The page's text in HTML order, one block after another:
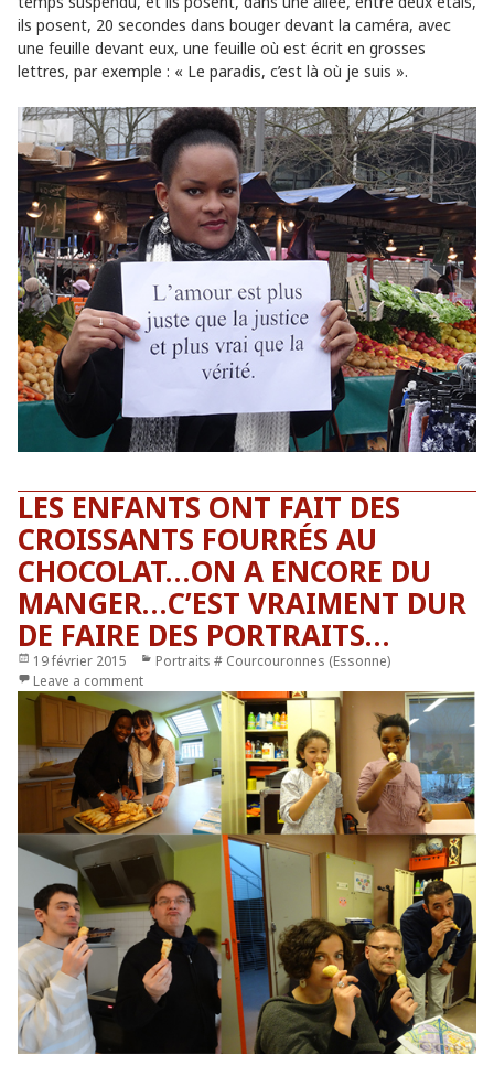
ils posent, 20 secondes dans bouger devant la caméra, avec
une feuille devant eux, une feuille où est écrit en grosses
lettres, par exemple : « Le paradis, c’est là où je suis ».
LES ENFANTS ONT FAIT DES
CROISSANTS FOURRÉS AU
CHOCOLAT…ON A ENCORE DU
MANGER…C’EST VRAIMENT DUR
DE FAIRE DES PORTRAITS…
Publié
le
19 février 2015 Catégories
Portraits # Courcouronnes (Essonne)
Leave a comment